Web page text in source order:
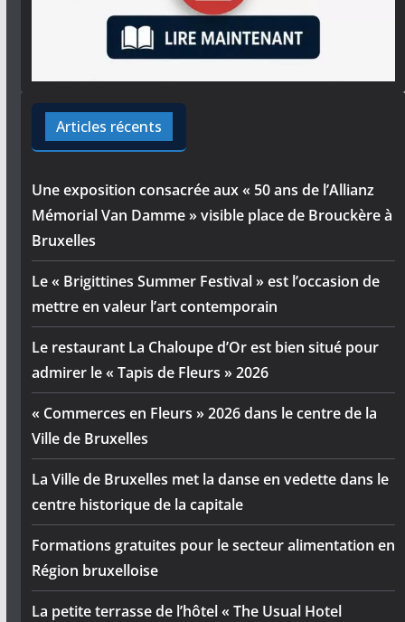
Articles récents
Une exposition consacrée aux « 50 ans de l’Allianz
Mémorial Van Damme » visible place de Brouckère à
Bruxelles
Le « Brigittines Summer Festival » est l’occasion de
mettre en valeur l’art contemporain
Le restaurant La Chaloupe d’Or est bien situé pour
admirer le « Tapis de Fleurs » 2026
« Commerces en Fleurs » 2026 dans le centre de la
Ville de Bruxelles
La Ville de Bruxelles met la danse en vedette dans le
centre historique de la capitale
Formations gratuites pour le secteur alimentation en
Région bruxelloise
La petite terrasse de l’hôtel « The Usual Hotel